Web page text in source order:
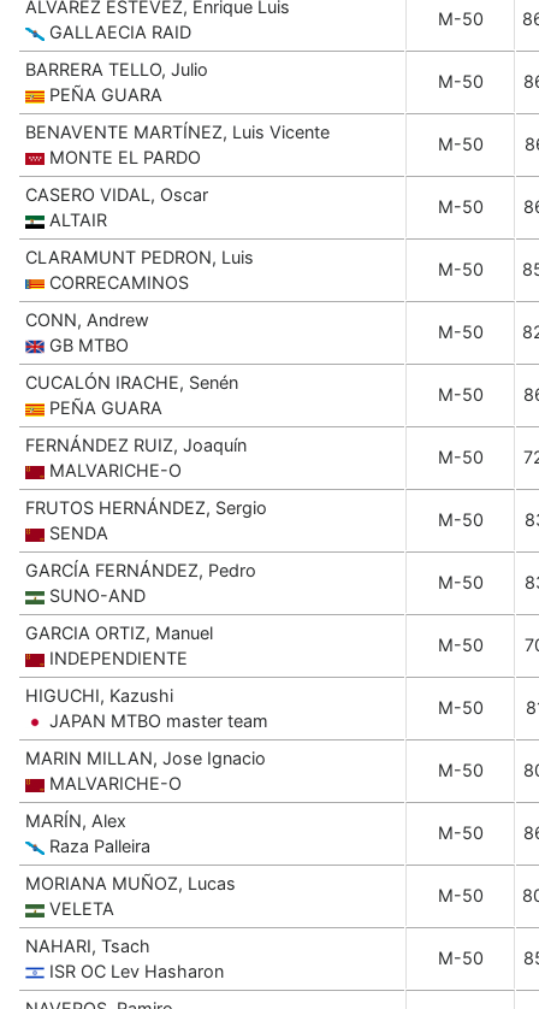
ALVAREZ ESTEVEZ, Enrique Luis
GALLAECIA RAID
M-50
BARRERA TELLO, Julio
PEÑA GUARA
M-50
BENAVENTE MARTÍNEZ, Luis Vicente
MONTE EL PARDO
M-50
CASERO VIDAL, Oscar
ALTAIR
M-50
CLARAMUNT PEDRON, Luis
CORRECAMINOS
M-50
CONN, Andrew
GB MTBO
M-50
CUCALÓN IRACHE, Senén
PEÑA GUARA
M-50
FERNÁNDEZ RUIZ, Joaquín
MALVARICHE-O
M-50
FRUTOS HERNÁNDEZ, Sergio
SENDA
M-50
GARCÍA FERNÁNDEZ, Pedro
SUNO-AND
M-50
GARCIA ORTIZ, Manuel
INDEPENDIENTE
M-50
HIGUCHI, Kazushi
JAPAN MTBO master team
M-50
MARIN MILLAN, Jose Ignacio
MALVARICHE-O
M-50
MARÍN, Alex
Raza Palleira
M-50
MORIANA MUÑOZ, Lucas
VELETA
M-50
NAHARI, Tsach
ISR OC Lev Hasharon
M-50